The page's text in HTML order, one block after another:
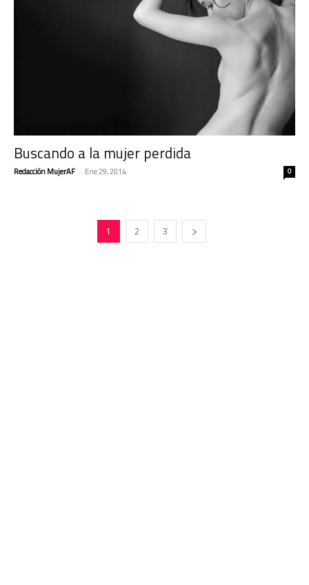
Buscando a la mujer perdida
Redacción MujerAF - Ene 29, 2014 0
1 2 3